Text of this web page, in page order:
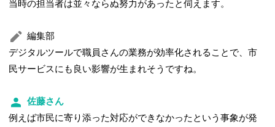
当時の担当者は並々ならぬ努力があったと伺えます。
編集部
デジタルツールで職員さんの業務が効率化されることで、市
民サービスにも良い影響が生まれそうですね。
佐藤さん
例えば市民に寄り添った対応ができなかったという事象が発